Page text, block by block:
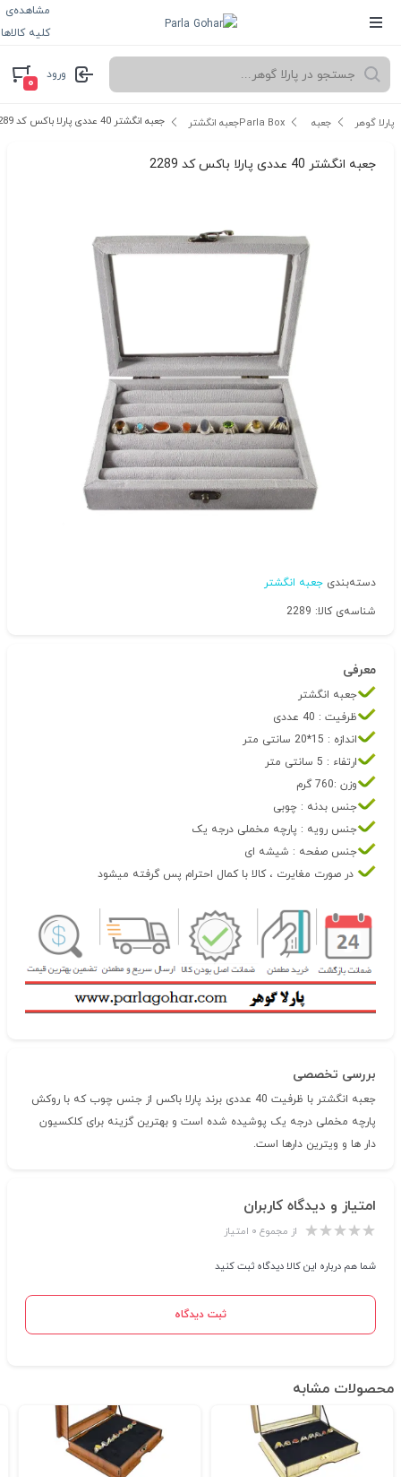
مشاهده‌ی
کلیه کالاها
ورود
۰
پارلا گوهر جعبه Parla Box جعبه انگشتر جعبه انگشتر 40 عددی پارلا باکس کد 2289
جعبه انگشتر 40 عددی پارلا باکس کد 2289
دسته‌بندی جعبه انگشتر
شناسه‌ی کالا: 2289
معرفی
جعبه انگشتر
ظرفیت : 40 عددی
اندازه : 15*20 سانتی متر
ارتفاء : 5 سانتی متر
وزن :760 گرم
جنس بدنه : چوبی
جنس رویه : پارچه مخملی درجه یک
جنس صفحه : شیشه ای
در صورت مغایرت ، کالا با کمال احترام پس گرفته میشود
بررسی تخصصی
جعبه انگشتر با ظرفیت 40 عددی برند پارلا باکس از جنس چوب که با روکش
پارچه مخملی درجه یک پوشیده شده است و بهترین گزینه برای کلکسیون
دار ها و ویترین دارها است.
امتیاز و دیدگاه کاربران
از مجموع ۰ امتیاز
شما هم درباره این کالا دیدگاه ثبت کنید
ثبت دیدگاه
محصولات مشابه